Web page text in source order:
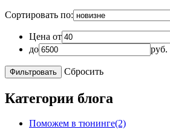
Сортировать по:
Цена от
до
руб.
Сбросить
Категории блога
Поможем в тюнинге(2)